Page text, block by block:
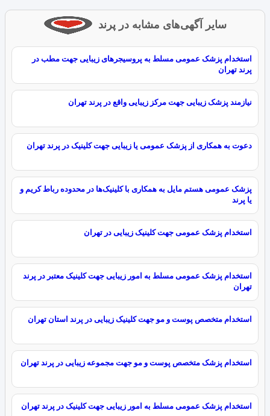
سایر آگهی‌های مشابه در پرند
استخدام پزشک عمومی مسلط به پروسیجرهای زیبایی جهت مطب در
پرند تهران
نیازمند پزشک زیبایی جهت مرکز زیبایی واقع در پرند تهران
دعوت به همکاری از پزشک عمومی یا زیبایی جهت کلینیک در پرند تهران
پزشک عمومی هستم مایل به همکاری با کلینیک‌ها در محدوده‌ رباط کریم و
یا پرند
استخدام پزشک عمومی جهت کلینیک زیبایی در تهران
استخدام پزشک عمومی مسلط به امور زیبایی جهت کلینیک معتبر در پرند
تهران
استخدام متخصص پوست و مو جهت کلینیک زیبایی در پرند استان تهران
استخدام پزشک متخصص پوست و مو جهت مجموعه زیبایی در پرند تهران
استخدام پزشک عمومی مسلط به امور زیبایی جهت کلینیک در پرند تهران